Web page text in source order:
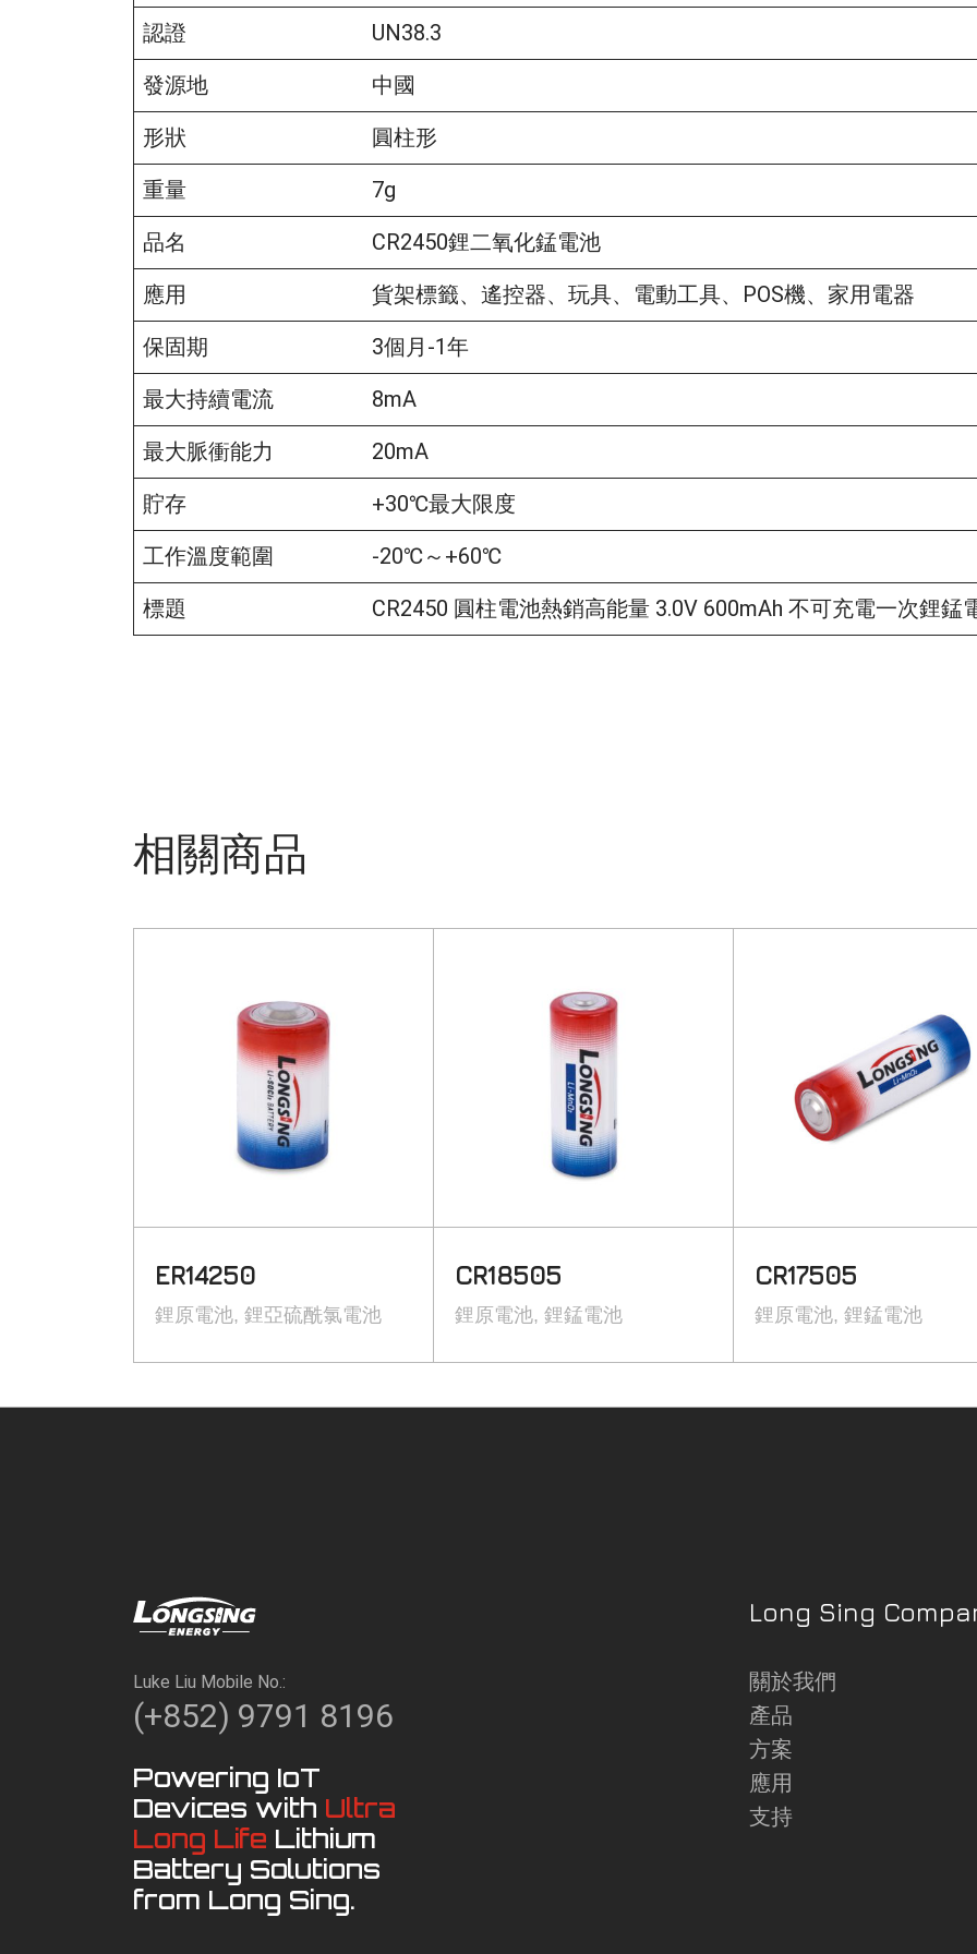
認證
UN38.3
發源地
中國
形狀
圓柱形
重量
7g
品名
CR2450鋰二氧化錳電池
應用
貨架標籤、遙控器、玩具、電動工具、POS機、家用電器
保固期
3個月-1年
最大持續電流
8mA
最大脈衝能力
20mA
貯存
+30℃最大限度
工作溫度範圍
-20℃～+60℃
標題
CR2450 圓柱電池熱銷高能量 3.0V 600mAh 不可充電一次鋰錳
相關商品
ER14250
鋰原電池 鋰亞硫酰氯電池
CR18505
鋰原電池 鋰錳電池
CR17505
鋰原電池 鋰錳電池
Luke Liu Mobile No.:
(+852) 9791 8196
Powering IoT
Devices with Ultra
Long Life Lithium
Battery Solutions
from Long Sing.
Long Sing
關於我們
產品
方案
應用
支持